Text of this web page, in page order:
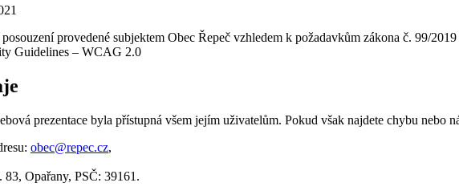
provedené subjektem Obec Řepeč vzhledem k požadavkům zákona č. 99/
Guidelines – WCAG 2.0
prezentace byla přístupná všem jejím uživatelům. Pokud však najdete chybu nebo
obec@repec.cz,
83, Opařany, PSČ: 39161.